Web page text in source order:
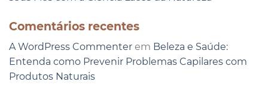
Comentários recentes
A WordPress Commenter em Beleza e Saúde:
Entenda como Prevenir Problemas Capilares com
Produtos Naturais